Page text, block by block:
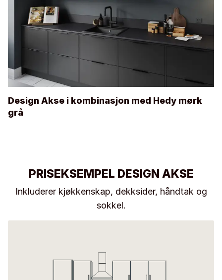
Design Akse i kombinasjon med Hedy mørk
grå
PRISEKSEMPEL DESIGN AKSE
Inkluderer kjøkkenskap, dekksider, håndtak og
sokkel.